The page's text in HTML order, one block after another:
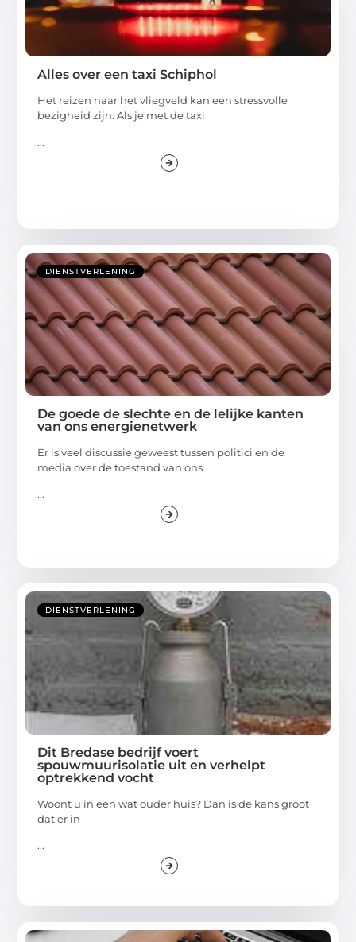
Alles over een taxi Schiphol
Het reizen naar het vliegveld kan een stressvolle
bezigheid zijn. Als je met de taxi
...
DIENSTVERLENING
De goede de slechte en de lelijke kanten
van ons energienetwerk
Er is veel discussie geweest tussen politici en de
media over de toestand van ons
...
DIENSTVERLENING
Dit Bredase bedrijf voert
spouwmuurisolatie uit en verhelpt
optrekkend vocht
Woont u in een wat ouder huis? Dan is de kans groot
dat er in
...